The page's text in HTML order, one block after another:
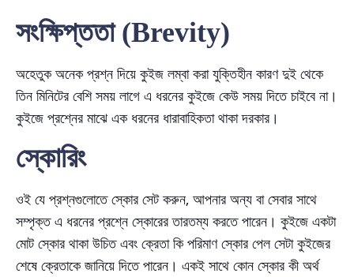
সংক্ষিপ্ততা (Brevity)
অহেতুক অনেক প্রশ্ন দিয়ে কুইজ লম্বা করা যুক্তিহীন কারণ দুই থেকে
তিন মিনিটের বেশি সময় লাগে এ ধরনের কুইজে কেউ সময় দিতে চাইবে না।
কুইজে প্রশ্নের মাঝে এক ধরনের ধারাবাহিকতা থাকা দরকার।
স্কোরিং
ওই যে প্রশ্নগুলোতে স্কোর সেট করুন, আপনার অন্য বা সেবার সাথে
সম্পৃক্ত এ ধরনের প্রশ্নে স্কোরের তারতম্য করতে পারেন। কুইজে একটা
মোট স্কোর থাকা উচিত এবং ক্রেতা কি পরিমাণ স্কোর পেল সেটা কুইজের
শেষে ক্রেতাকে জানিয়ে দিতে পারেন। একই সাথে কোন স্কোর কী অর্থ